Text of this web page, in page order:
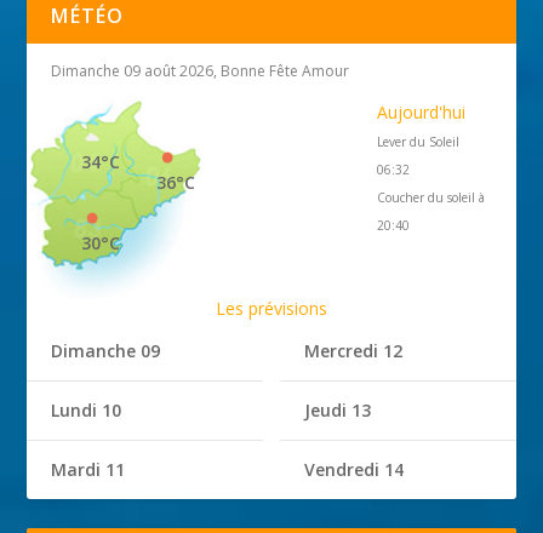
MÉTÉO
Dimanche 09 août 2026, Bonne Fête Amour
36°C
34°C
30°C
Aujourd'hui
Lever du Soleil
06:32
Coucher du soleil à
20:40
Les prévisions
Dimanche 09
Lundi 10
Mardi 11
Mercredi 12
Jeudi 13
Vendredi 14